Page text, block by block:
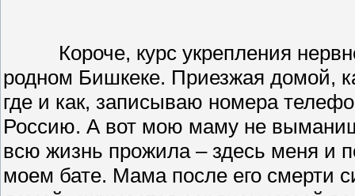
Короче, курс укрепления
родном Бишкеке. Приезжая домой,
где и как, записываю номера
Россию. А вот мою маму не
всю жизнь прожила – здесь меня и
моем бате. Мама после его смерти